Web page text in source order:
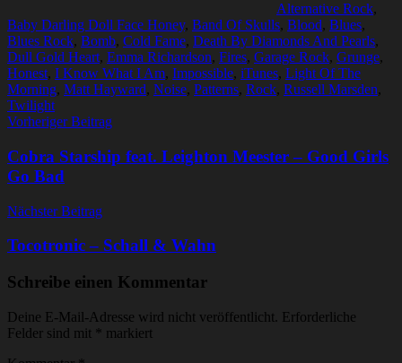
Alternative Rock,
Baby Darling Doll Face Honey, Band Of Skulls, Blood, Blues,
Blues Rock, Bomb, Cold Fame, Death By Diamonds And Pearls,
Dull Gold Heart, Emma Richardson, Fires, Garage Rock, Grunge,
Honest, I Know What I Am, Impossible, iTunes, Light Of The
Morning, Matt Hayward, Noise, Patterns, Rock, Russell Marsden,
Twilight
Beitragsnavigation
Vorheriger Beitrag
Cobra Starship feat. Leighton Meester – Good Girls
Go Bad
Nächster Beitrag
Tocotronic – Schall & Wahn
Schreibe einen Kommentar
Deine E-Mail-Adresse wird nicht veröffentlicht. Erforderliche
Felder sind mit * markiert